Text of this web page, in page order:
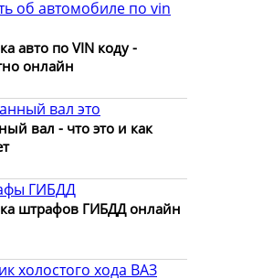
авто по VIN коду -
онлайн
вал - что это и как
штрафов ГИБДД онлайн